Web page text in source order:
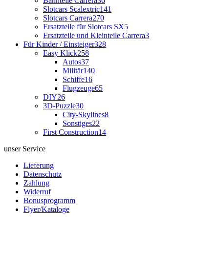
Slotcars Scalextric141
Slotcars Carrera270
Ersatzteile für Slotcars SX5
Ersatzteile und Kleinteile Carrera3
Für Kinder / Einsteiger328
Easy Klick258
Autos37
Militär140
Schiffe16
Flugzeuge65
DIY26
3D-Puzzle30
City-Skylines8
Sonstiges22
First Construction14
unser Service
Lieferung
Datenschutz
Zahlung
Widerruf
Bonusprogramm
Flyer/Kataloge